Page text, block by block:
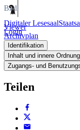
Digitaler Lesesaal
Login
Bild
Viewer
Archivplan
Identifikation
Inhalt und innere Ordnung
Zugangs- und
Teilen